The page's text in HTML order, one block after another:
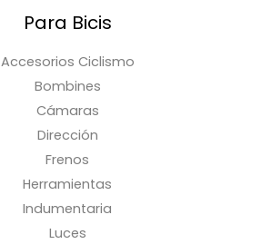
Para Bicis
Accesorios Ciclismo
Bombines
Cámaras
Dirección
Frenos
Herramientas
Indumentaria
Luces